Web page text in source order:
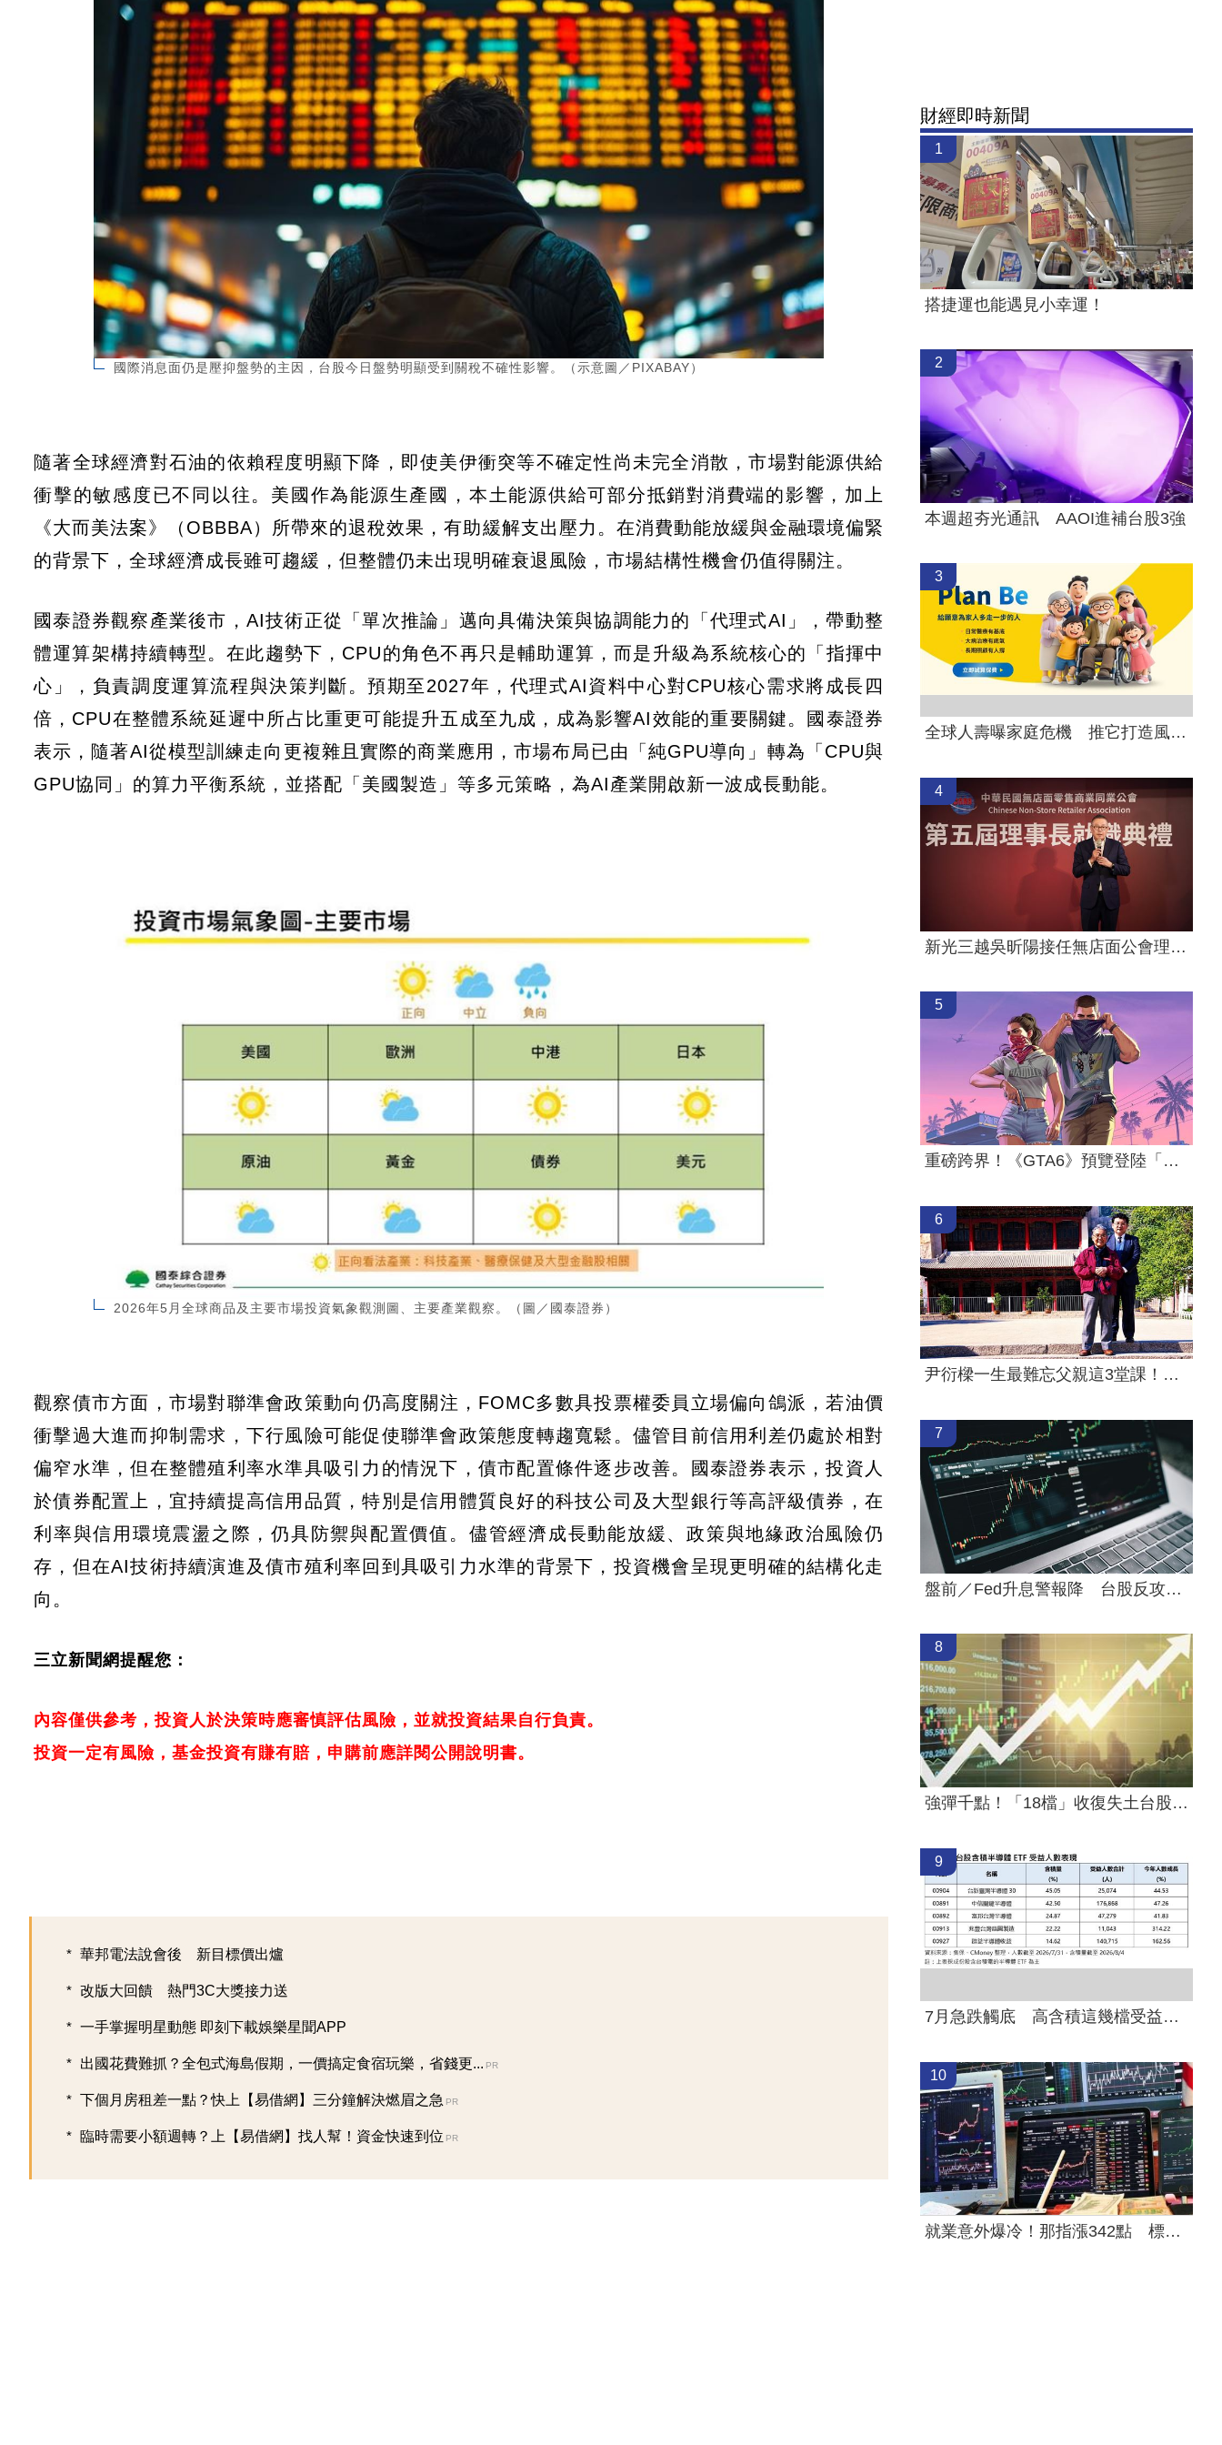
國際消息面仍是壓抑盤勢的主因，台股今日盤勢明顯受到關稅不確性影響。（示意圖／PIXABAY）
隨著全球經濟對石油的依賴程度明顯下降，即使美伊衝突等不確定性尚未完全消散，市場對能源供給
衝擊的敏感度已不同以往。美國作為能源生產國，本土能源供給可部分抵銷對消費端的影響，加上
《大而美法案》（OBBBA）所帶來的退稅效果，有助緩解支出壓力。在消費動能放緩與金融環境偏緊
的背景下，全球經濟成長雖可趨緩，但整體仍未出現明確衰退風險，市場結構性機會仍值得關注。
國泰證券觀察產業後市，AI技術正從「單次推論」邁向具備決策與協調能力的「代理式AI」，帶動整
體運算架構持續轉型。在此趨勢下，CPU的角色不再只是輔助運算，而是升級為系統核心的「指揮中
心」，負責調度運算流程與決策判斷。預期至2027年，代理式AI資料中心對CPU核心需求將成長四
倍，CPU在整體系統延遲中所占比重更可能提升五成至九成，成為影響AI效能的重要關鍵。國泰證券
表示，隨著AI從模型訓練走向更複雜且實際的商業應用，市場布局已由「純GPU導向」轉為「CPU與
GPU協同」的算力平衡系統，並搭配「美國製造」等多元策略，為AI產業開啟新一波成長動能。
2026年5月全球商品及主要市場投資氣象觀測圖、主要產業觀察。（圖／國泰證券）
觀察債市方面，市場對聯準會政策動向仍高度關注，FOMC多數具投票權委員立場偏向鴿派，若油價
衝擊過大進而抑制需求，下行風險可能促使聯準會政策態度轉趨寬鬆。儘管目前信用利差仍處於相對
偏窄水準，但在整體殖利率水準具吸引力的情況下，債市配置條件逐步改善。國泰證券表示，投資人
於債券配置上，宜持續提高信用品質，特別是信用體質良好的科技公司及大型銀行等高評級債券，在
利率與信用環境震盪之際，仍具防禦與配置價值。儘管經濟成長動能放緩、政策與地緣政治風險仍
存，但在AI技術持續演進及債市殖利率回到具吸引力水準的背景下，投資機會呈現更明確的結構化走
向。
三立新聞網提醒您：
內容僅供參考，投資人於決策時應審慎評估風險，並就投資結果自行負責。
投資一定有風險，基金投資有賺有賠，申購前應詳閱公開說明書。
華邦電法說會後 新目標價出爐
改版大回饋 熱門3C大獎接力送
一手掌握明星動態 即刻下載娛樂星聞APP
出國花費難抓？全包式海島假期，一價搞定食宿玩樂，省錢更... PR
下個月房租差一點？快上【易借網】三分鐘解決燃眉之急 PR
臨時需要小額週轉？上【易借網】找人幫！資金快速到位 PR
財經即時新聞
1
搭捷運也能遇見小幸運！
2
本週超夯光通訊 AAOI進補台股3強
3
全球人壽曝家庭危機 推它打造風險防護網
4
新光三越吳昕陽接任無店面公會理事長
5
重磅跨界！《GTA6》預覽登陸「這平台」
6
尹衍樑一生最難忘父親這3堂課！逼哭全網
7
盤前／Fed升息警報降 台股反攻關鍵曝光
8
強彈千點！「18檔」收復失土台股ETF
9
7月急跌觸底 高含積這幾檔受益人激增！
10
就業意外爆冷！那指漲342點 標普500新高